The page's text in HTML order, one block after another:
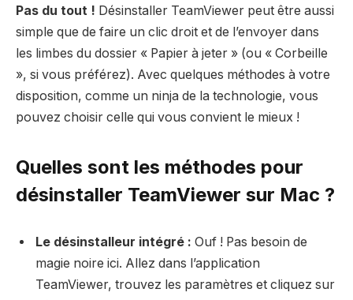
Pas du tout ! Désinstaller TeamViewer peut être aussi
simple que de faire un clic droit et de l’envoyer dans
les limbes du dossier « Papier à jeter » (ou « Corbeille
», si vous préférez). Avec quelques méthodes à votre
disposition, comme un ninja de la technologie, vous
pouvez choisir celle qui vous convient le mieux !
Quelles sont les méthodes pour
désinstaller TeamViewer sur Mac ?
Le désinstalleur intégré : Ouf ! Pas besoin de
magie noire ici. Allez dans l’application
TeamViewer, trouvez les paramètres et cliquez sur